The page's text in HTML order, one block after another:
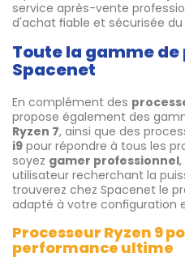
service après-vente
d'achat fiable et sécurisée du
Toute la gamme
Spacenet
En complément des
propose également des
Ryzen 7, ainsi que des
i9 pour répondre à tous les
soyez gamer professionnel,
utilisateur recherchant la
trouverez chez Spacenet le
adapté à votre configuration
Processeur Ryzen 9
performance ultime